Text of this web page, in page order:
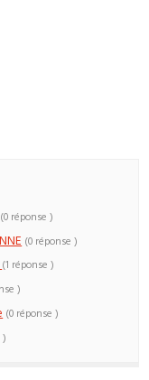
(0 réponse )
(0 réponse )
(1 réponse )
)
(0 réponse )